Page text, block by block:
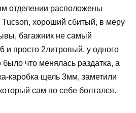
отделении расположены
хороший сбитый, в меру
багажник не самый
и просто 2литровый, у одного
что менялась раздатка, а
каробка щель 3мм, заметили
сам по себе болтался.